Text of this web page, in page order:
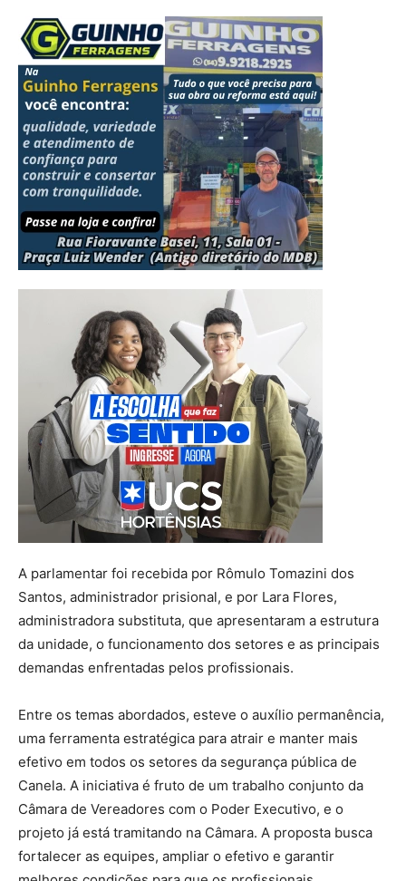
A parlamentar foi recebida por Rômulo Tomazini dos
Santos, administrador prisional, e por Lara Flores,
administradora substituta, que apresentaram a estrutura
da unidade, o funcionamento dos setores e as principais
demandas enfrentadas pelos profissionais.
Entre os temas abordados, esteve o auxílio permanência,
uma ferramenta estratégica para atrair e manter mais
efetivo em todos os setores da segurança pública de
Canela. A iniciativa é fruto de um trabalho conjunto da
Câmara de Vereadores com o Poder Executivo, e o
projeto já está tramitando na Câmara. A proposta busca
fortalecer as equipes, ampliar o efetivo e garantir